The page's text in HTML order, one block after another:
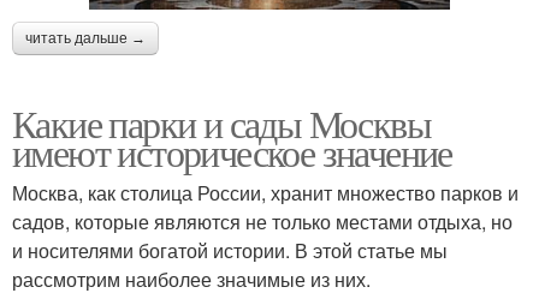
читать дальше →
Какие парки и сады Москвы
имеют историческое значение
Москва, как столица России, хранит множество парков и
садов, которые являются не только местами отдыха, но
и носителями богатой истории. В этой статье мы
рассмотрим наиболее значимые из них.